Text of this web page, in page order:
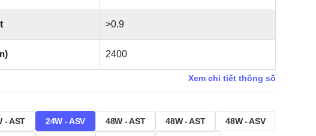
>0.9
2400
Xem chi tiết thông số
- AST 24W - ASV 48W - AST 48W - AST 48W - ASV